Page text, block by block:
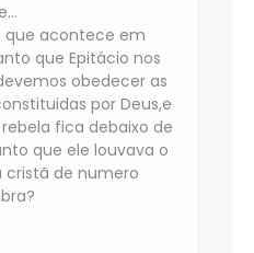
que acontece em
que Epitácio nos
obedecer as
por Deus,e
fica debaixo de
que ele louvava o
cristã de numero